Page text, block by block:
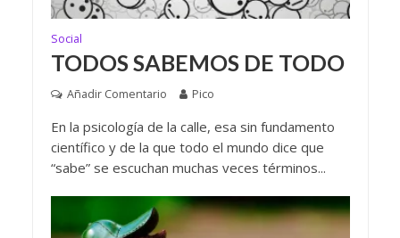
Social
TODOS SABEMOS DE TODO
Añadir Comentario Pico
En la psicología de la calle, esa sin fundamento
científico y de la que todo el mundo dice que
“sabe” se escuchan muchas veces términos...